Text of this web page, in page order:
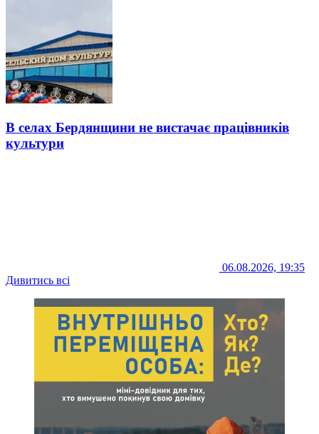
В селах Бердянщини не вистачає працівників
культури
06.08.2026, 19:35
Дивитись всі